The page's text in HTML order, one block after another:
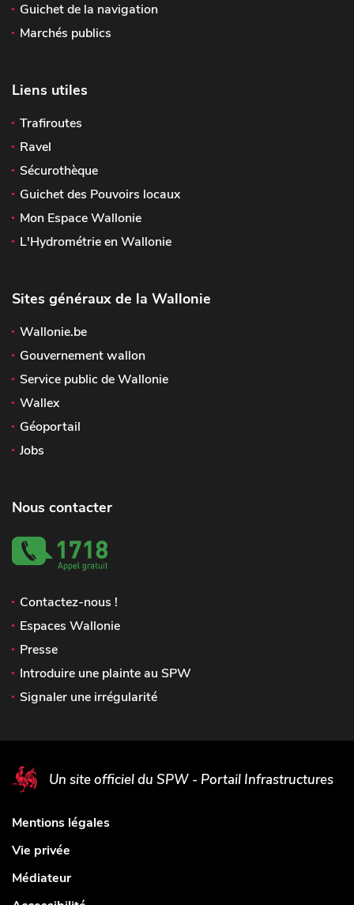
Guichet de la navigation
Marchés publics
Liens utiles
Trafiroutes
Ravel
Sécurothèque
Guichet des Pouvoirs locaux
Mon Espace Wallonie
L'Hydrométrie en Wallonie
Sites généraux de la Wallonie
Wallonie.be
Gouvernement wallon
Service public de Wallonie
Wallex
Géoportail
Jobs
Nous contacter
Contactez-nous !
Espaces Wallonie
Presse
Introduire une plainte au SPW
Signaler une irrégularité
Un site officiel du SPW - Portail Infrastructures
Mentions légales
Vie privée
Médiateur